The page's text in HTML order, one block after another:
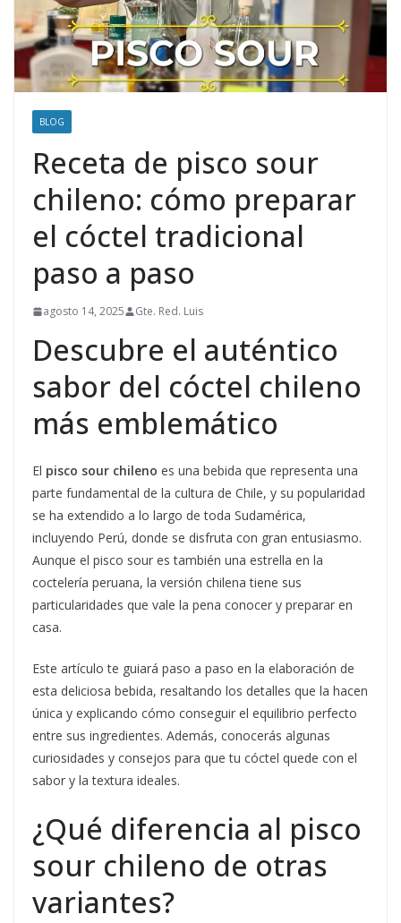
BLOG
Receta de pisco sour
chileno: cómo preparar
el cóctel tradicional
paso a paso
agosto 14, 2025 Gte. Red. Luis
Descubre el auténtico
sabor del cóctel chileno
más emblemático
El pisco sour chileno es una bebida que representa una
parte fundamental de la cultura de Chile, y su popularidad
se ha extendido a lo largo de toda Sudamérica,
incluyendo Perú, donde se disfruta con gran entusiasmo.
Aunque el pisco sour es también una estrella en la
coctelería peruana, la versión chilena tiene sus
particularidades que vale la pena conocer y preparar en
casa.
Este artículo te guiará paso a paso en la elaboración de
esta deliciosa bebida, resaltando los detalles que la hacen
única y explicando cómo conseguir el equilibrio perfecto
entre sus ingredientes. Además, conocerás algunas
curiosidades y consejos para que tu cóctel quede con el
sabor y la textura ideales.
¿Qué diferencia al pisco
sour chileno de otras
variantes?